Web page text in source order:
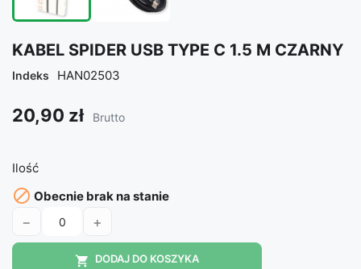
KABEL SPIDER USB TYPE C 1.5 M CZARNY
Indeks HAN02503
20,90 zł Brutto
Ilość
 Obecnie brak na stanie
− +
 DODAJ DO KOSZYKA